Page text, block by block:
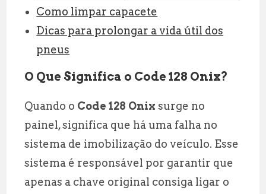
Como limpar capacete
Dicas para prolongar a vida útil dos
pneus
O Que Significa o Code 128 Onix?
Quando o Code 128 Onix surge no
painel, significa que há uma falha no
sistema de imobilização do veículo. Esse
sistema é responsável por garantir que
apenas a chave original consiga ligar o